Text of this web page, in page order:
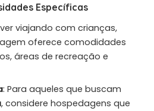
Específicas
viajando com crianças,
oferece comodidades
áreas de recreação e
: Para aqueles que buscam
, considere hospedagens que